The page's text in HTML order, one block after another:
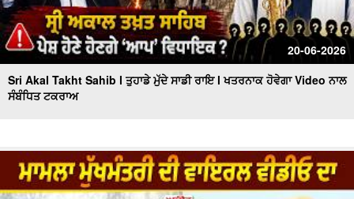
20-06-2026
Sri Akal Takht Sahib l ਤੁਹਾਡੇ ਮੁੱਦੇ ਸਾਡੀ ਰਾਇ l ਖਤਰਨਾਕ ਹੋਵੇਗਾ Video ਨਾਲ
ਸੰਬੰਧਿਤ ਟਕਰਾਅ